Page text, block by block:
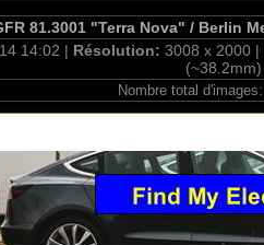
81.3001 "Terra Nova" / Berlin
14:02 | Résolution: 3008 x 2000 |
(~38.2mm)
Nombre total d'images: